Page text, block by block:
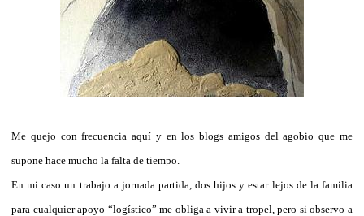
Me quejo con frecuencia aquí y en los blogs amigos del agobio que me
supone hace mucho la falta de tiempo.
En mi caso un trabajo a jornada partida, dos hijos y estar lejos de la familia
para cualquier apoyo “logístico” me obliga a vivir a tropel, pero si observo a